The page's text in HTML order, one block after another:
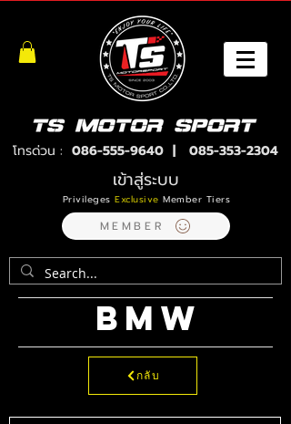
โทรด่วน : 086-555-9640| 085-353-2304
เข้าสู่ระบบ
PrivilegesExclusive Member Tiers
MEMBER
BMW
กลับ